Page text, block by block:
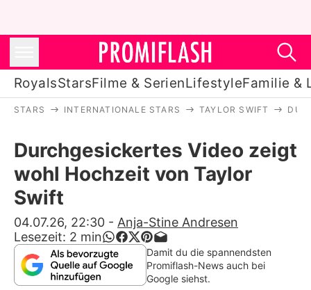
RoyalsStarsFilme & SerienLifestyleFamilie &
Stars
Filme & Serien
Lifestyle
Familie & Liebe
Promiflash Exklusiv
STARS INTERNATIONALE STARS TAYLOR SWIFT
Durchgesickertes Video zeigt
wohl Hochzeit von Taylor
Swift
04.07.26, 22:30 - Anja-Stine Andresen
Lesezeit: 2 min
Damit du die spannendsten
Promiflash-News auch bei
Google siehst.